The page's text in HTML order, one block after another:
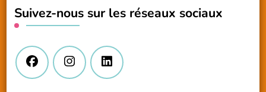
?
Suivez-nous sur les réseaux sociaux